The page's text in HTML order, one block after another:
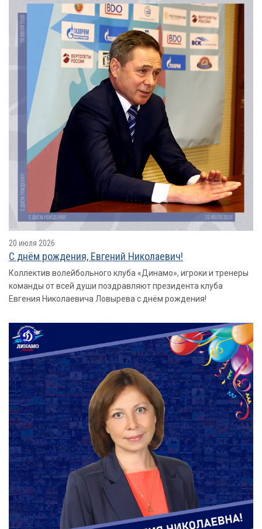
20 июля 2026
С днём рождения, Евгений Николаевич!
Коллектив волейбольного клуба «Динамо», игроки и тренеры
команды от всей души поздравляют президента клуба
Евгения Николаевича Ловырева с днём рождения!